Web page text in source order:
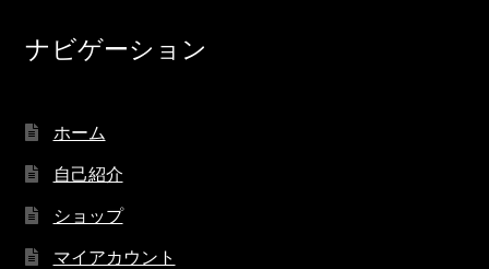
ナビゲーション
ホーム
自己紹介
ショップ
マイアカウント